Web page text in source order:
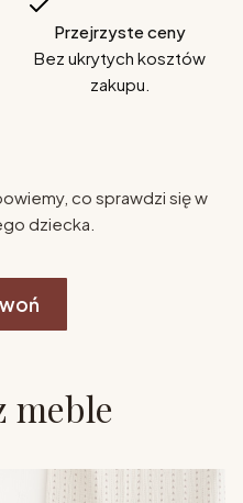
Przejrzyste ceny
Bez ukrytych kosztów
zakupu.
co sprawdzi się w
dziecka.
meble